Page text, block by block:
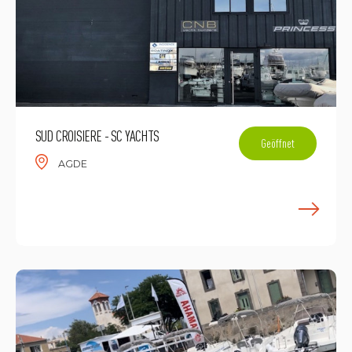
SUD CROISIERE - SC YACHTS
AGDE
Geöffnet